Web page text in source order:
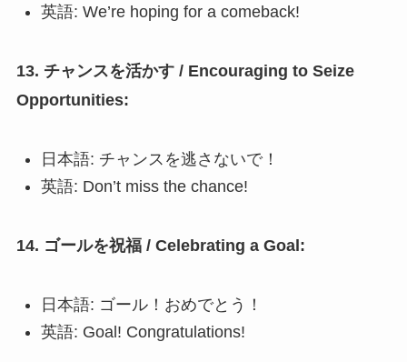
英語: We’re hoping for a comeback!
13. チャンスを活かす / Encouraging to Seize
Opportunities:
日本語: チャンスを逃さないで！
英語: Don’t miss the chance!
14. ゴールを祝福 / Celebrating a Goal:
日本語: ゴール！おめでとう！
英語: Goal! Congratulations!